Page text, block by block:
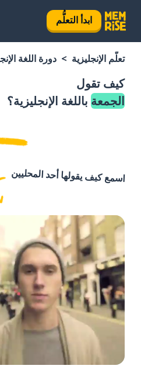
ابدأ التعلُّم
تعلَّم الإنجليزية دورة اللغة
كيف تقول
الجمعة باللغة الإنجليزية؟
اسمع كيف يقولها أحد المحليين